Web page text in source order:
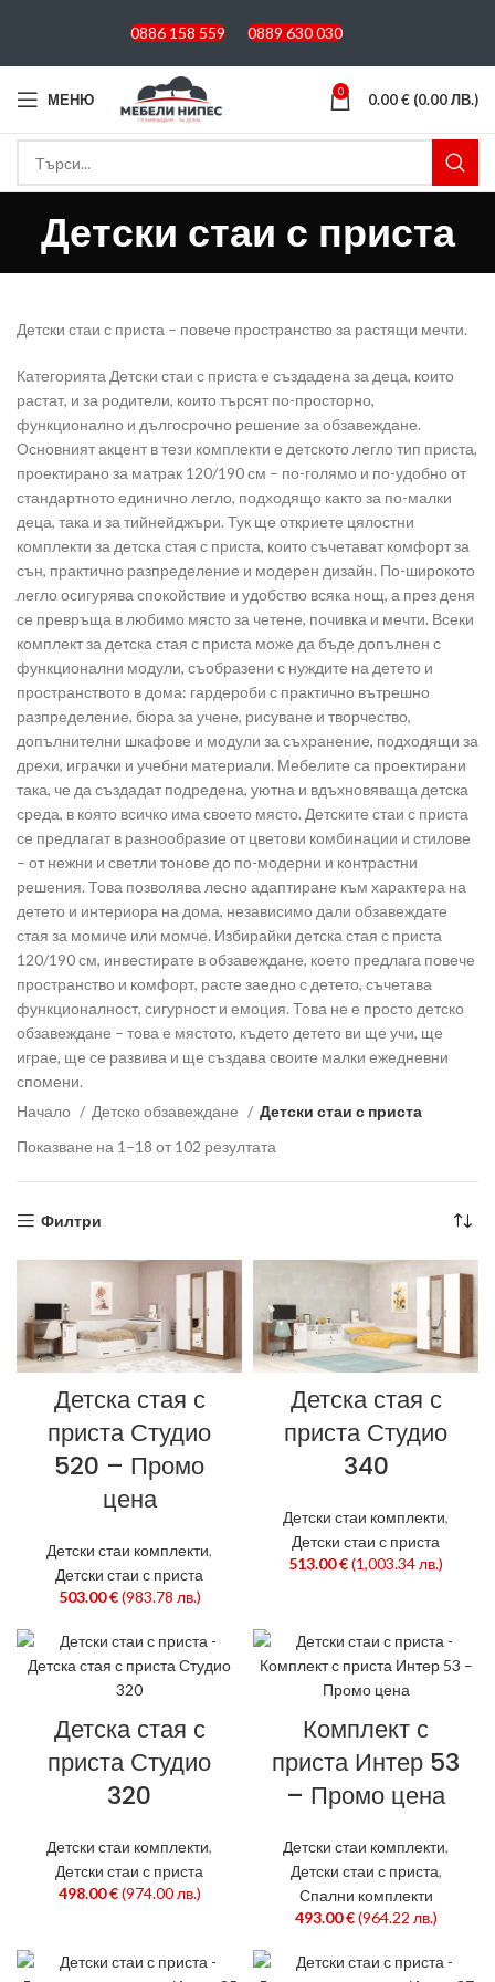
0886 158 559 0889 630 030
МЕНЮ 0 0.00€ (0.00 ЛВ.)
Детски стаи с приста
Детски стаи с приста – повече пространство за растящи мечти.
Категорията Детски стаи с приста е създадена за деца, които
растат, и за родители, които търсят по-просторно,
функционално и дългосрочно решение за обзавеждане.
Основният акцент в тези комплекти е детското легло тип приста,
проектирано за матрак 120/190 см – по-голямо и по-удобно от
стандартното единично легло, подходящо както за по-малки
деца, така и за тийнейджъри. Тук ще откриете цялостни
комплекти за детска стая с приста, които съчетават комфорт за
сън, практично разпределение и модерен дизайн. По-широкото
легло осигурява спокойствие и удобство всяка нощ, а през деня
се превръща в любимо място за четене, почивка и мечти. Всеки
комплект за детска стая с приста може да бъде допълнен с
функционални модули, съобразени с нуждите на детето и
пространството в дома: гардероби с практично вътрешно
разпределение, бюра за учене, рисуване и творчество,
допълнителни шкафове и модули за съхранение, подходящи за
дрехи, играчки и учебни материали. Мебелите са проектирани
така, че да създадат подредена, уютна и вдъхновяваща детска
среда, в която всичко има своето място. Детските стаи с приста
се предлагат в разнообразие от цветови комбинации и стилове
– от нежни и светли тонове до по-модерни и контрастни
решения. Това позволява лесно адаптиране към характера на
детето и интериора на дома, независимо дали обзавеждате
стая за момиче или момче. Избирайки детска стая с приста
120/190 см, инвестирате в обзавеждане, което предлага повече
пространство и комфорт, расте заедно с детето, съчетава
функционалност, сигурност и емоция. Това не е просто детско
обзавеждане – това е мястото, където детето ви ще учи, ще
играе, ще се развива и ще създава своите малки ежедневни
спомени.
Начало
Детско обзавеждане
Детски стаи с приста
Показване на 1–18 от 102 резултата
Филтри
Детска стая с
приста Студио
520 – Промо
цена
Детски стаи комплекти,
Детски стаи с приста
503.00€ (983.78 лв.)
Детска стая с
приста Студио
340
Детски стаи комплекти,
Детски стаи с приста
513.00€(1,003.34 лв.)
Детска стая с
приста Студио
320
Детски стаи комплекти,
Детски стаи с приста
498.00€ (974.00 лв.)
Комплект с
приста Интер 53
– Промо цена
Детски стаи комплекти,
Детски стаи с приста,
Спални комплекти
493.00€ (964.22 лв.)